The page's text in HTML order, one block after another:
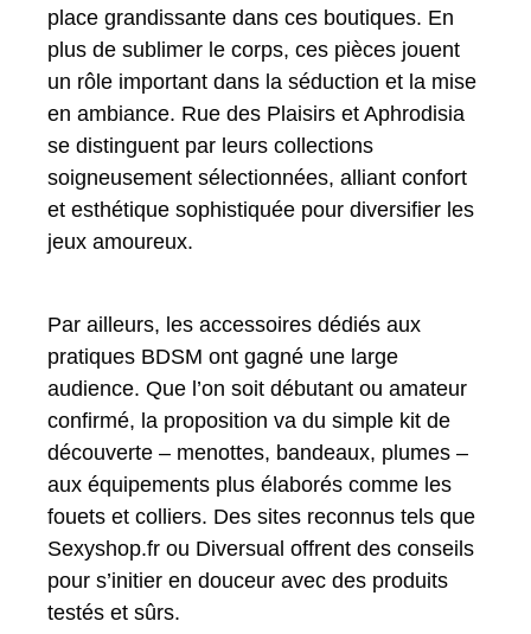
place grandissante dans ces boutiques. En
plus de sublimer le corps, ces pièces jouent
un rôle important dans la séduction et la mise
en ambiance. Rue des Plaisirs et Aphrodisia
se distinguent par leurs collections
soigneusement sélectionnées, alliant confort
et esthétique sophistiquée pour diversifier les
jeux amoureux.
Par ailleurs, les accessoires dédiés aux
pratiques BDSM ont gagné une large
audience. Que l’on soit débutant ou amateur
confirmé, la proposition va du simple kit de
découverte – menottes, bandeaux, plumes –
aux équipements plus élaborés comme les
fouets et colliers. Des sites reconnus tels que
Sexyshop.fr ou Diversual offrent des conseils
pour s’initier en douceur avec des produits
testés et sûrs.